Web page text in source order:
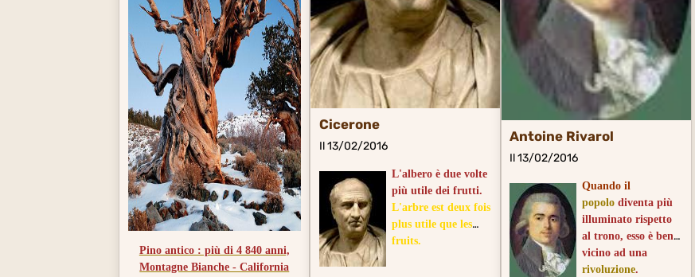
linfa profonda e la corteccia, tra la
foglia e la radice.
La solitude, ce n'est pas vivre seul,
c'est être incapable de tenir
compagnie à quelqu'un ou à
quelque chose qui est au fond de
nous, la solitude, ce n'est pas
l'arbre isolé au milieu de la plaine,
c'est la distance entre la sève
profonde et l'écorce, entre la feuille
et la racine.
Pino antico : più di 4 840 anni,
Montagne Bianche - California
Cicerone
Il 13/02/2016
L'albero è due volte
più utile dei frutti.
L'arbre est deux fois
plus utile que les
fruits.
Antoine Rivarol
Il 13/02/2016
Quando il
popolo diventa più
illuminato rispetto
al trono, esso è ben
vicino ad una
rivoluzione.